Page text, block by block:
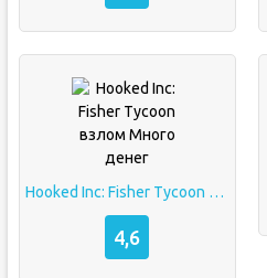
Hooked Inc: Fisher Tycoon взлом Много денег
4,6